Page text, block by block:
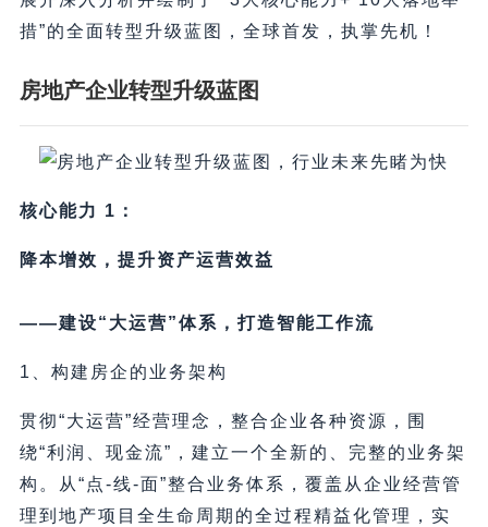
措”的全面转型升级蓝图，全球首发，执掌先机！
房地产企业转型升级蓝图
核心能力 1：
降本增效，提升资产运营效益
——建设“大运营”体系，打造智能工作流
1、构建房企的业务架构
贯彻“大运营”经营理念，整合企业各种资源，围
绕“利润、现金流”，建立一个全新的、完整的业务架
构。从“点-线-面”整合业务体系，覆盖从企业经营管
理到地产项目全生命周期的全过程精益化管理，实